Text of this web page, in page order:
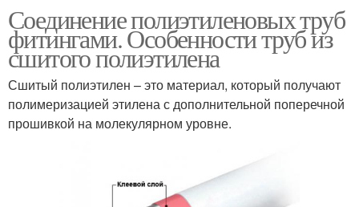
Соединение полиэтиленовых труб
фитингами. Особенности труб из
сшитого полиэтилена
Сшитый полиэтилен – это материал, который получают
полимеризацией этилена с дополнительной поперечной
прошивкой на молекулярном уровне.